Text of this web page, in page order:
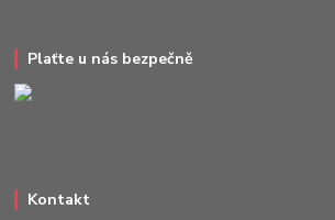
Plaťte u nás bezpečně
Kontakt